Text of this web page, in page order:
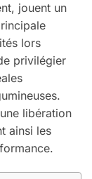
jouent un
lors
privilégier
libération
ainsi les